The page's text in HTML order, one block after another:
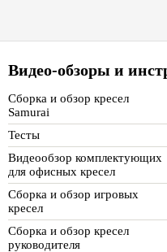
Видео-обзоры и
Сборка и обзор кресел
Samurai
Тесты
Видеообзор комплектующих
для офисных кресел
Сборка и обзор игровых
кресел
Сборка и обзор кресел
руководителя